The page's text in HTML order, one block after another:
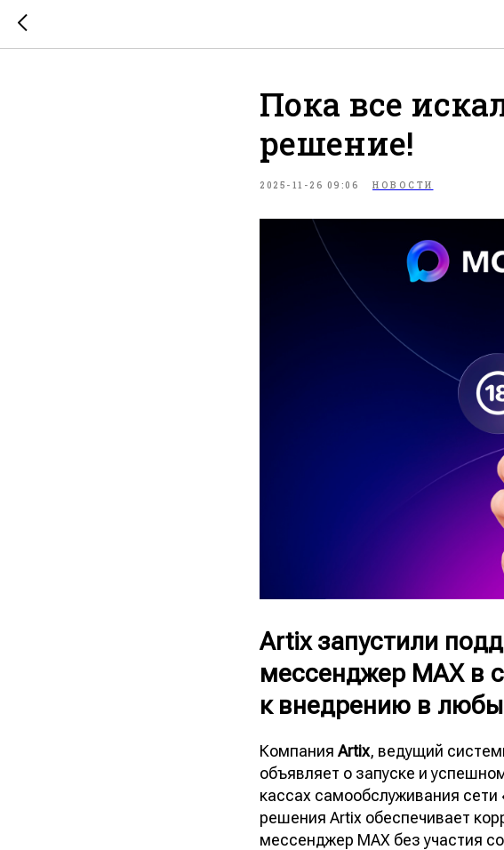
Пока все
решение!
2025-11-26 09:06 НОВОСТИ
Artix запустили
мессенджер MAX в
к внедрению в
Компания Artix, ведущий
объявляет о запуске и
кассах самообслуживания
решения Artix обеспечивает
мессенджер MAX без участия